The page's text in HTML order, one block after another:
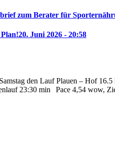
zum Berater für
20. Juni 2026 - 20:58
den Lauf Plauen – Hof
23:30 min
Pace 4,54 wow,